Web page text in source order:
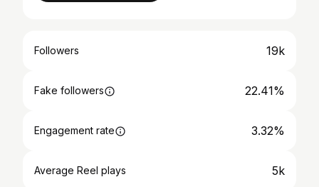
Followers 19k
Fake followers 22.41%
Engagement rate 3.32%
Average Reel plays 5k